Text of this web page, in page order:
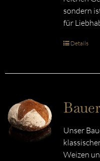
sondern
für
Details
Unser
Weizen